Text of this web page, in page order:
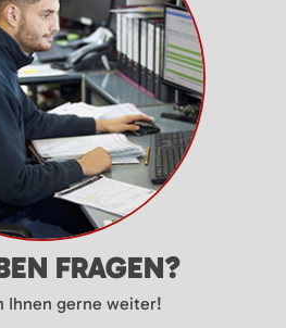
FRAGEN?
Ihnen gerne weiter!